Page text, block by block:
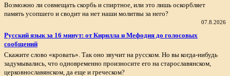
Возможно ли совмещать скорбь и спиртное, или это лишь оскорбляет
память усопшего и сводит на нет наши молитвы за него?
07.8.2026
Русский язык за 16 минут: от Кирилла и Мефодия до голосовых
сообщений
Скажите слово «кровать». Так оно звучит на русском. Но вы когда-нибудь
задумывались, что одновременно произносите его на старославянском,
церковнославянском, да еще и греческом?